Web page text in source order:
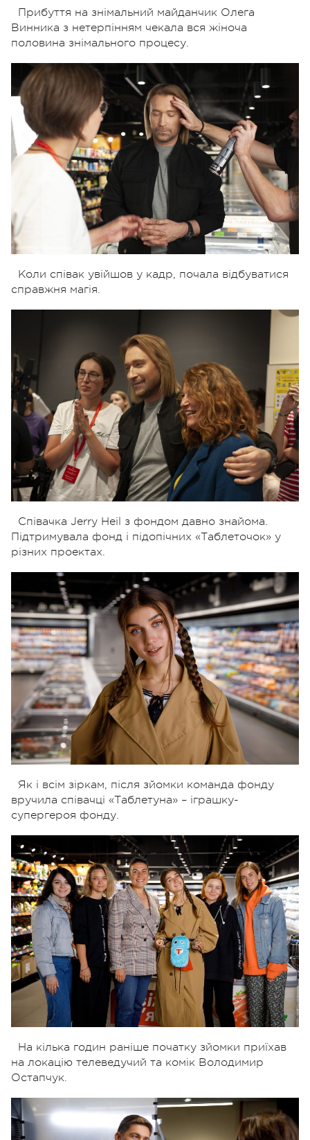
Прибуття на знімальний майданчик Олега
Винника з нетерпінням чекала вся жіноча
половина знімального процесу.
Коли співак увійшов у кадр, почала відбуватися
справжня магія.
Співачка Jerry Heil з фондом давно знайома.
Підтримувала фонд і підопічних «Таблеточок» у
різних проектах.
Як і всім зіркам, після зйомки команда фонду
вручила співачці «Таблетуна» – іграшку-
супергероя фонду.
На кілька годин раніше початку зйомки приїхав
на локацію телеведучий та комік Володимир
Остапчук.